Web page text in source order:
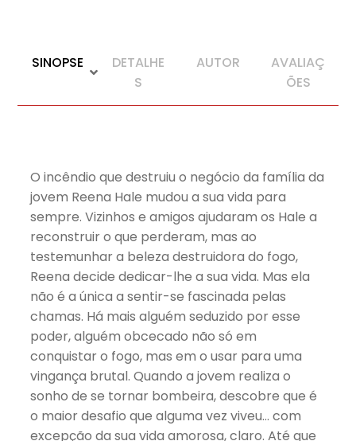
SINOPSE
DETALHE
S
AUTOR
AVALIAÇ
ÕES
O incêndio que destruiu o negócio da família da
jovem Reena Hale mudou a sua vida para
sempre. Vizinhos e amigos ajudaram os Hale a
reconstruir o que perderam, mas ao
testemunhar a beleza destruidora do fogo,
Reena decide dedicar-lhe a sua vida. Mas ela
não é a única a sentir-se fascinada pelas
chamas. Há mais alguém seduzido por esse
poder, alguém obcecado não só em
conquistar o fogo, mas em o usar para uma
vingança brutal. Quando a jovem realiza o
sonho de se tornar bombeira, descobre que é
o maior desafio que alguma vez viveu… com
excepção da sua vida amorosa, claro. Até que